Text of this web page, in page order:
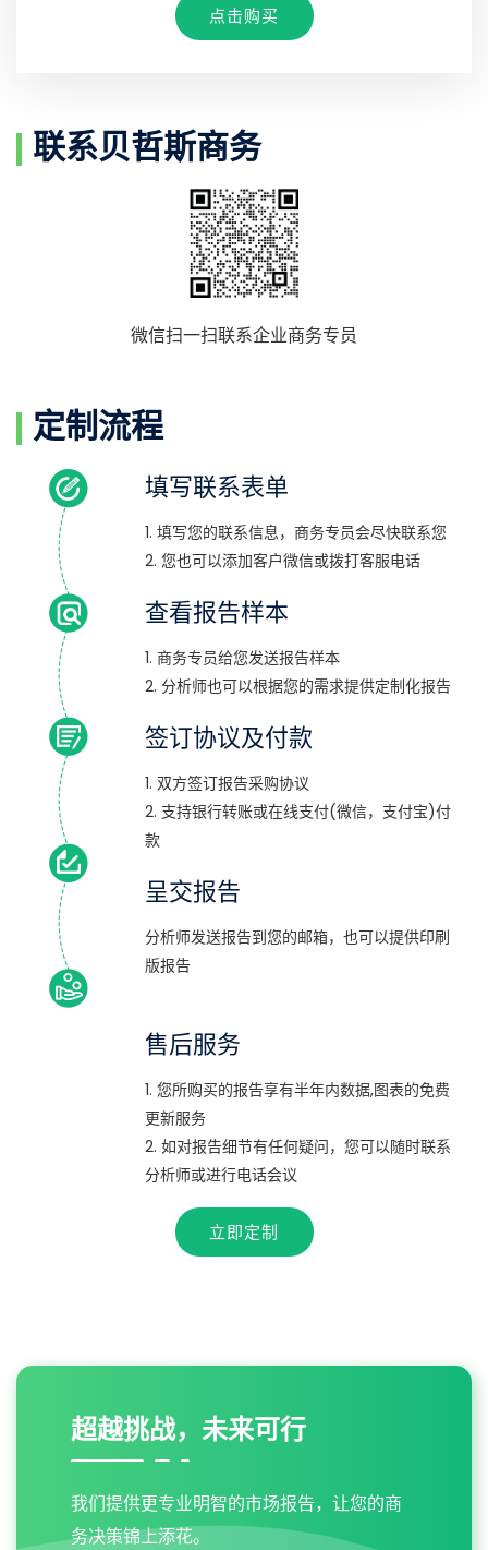
点击购买
联系贝哲斯商务
微信扫一扫联系企业商务专员
定制流程
填写联系表单
1. 填写您的联系信息，商务专员会尽快联系您
2. 您也可以添加客户微信或拨打客服电话
查看报告样本
1. 商务专员给您发送报告样本
2. 分析师也可以根据您的需求提供定制化报告
签订协议及付款
1. 双方签订报告采购协议
2. 支持银行转账或在线支付(微信，支付宝)付
款
呈交报告
分析师发送报告到您的邮箱，也可以提供印刷
版报告
售后服务
1. 您所购买的报告享有半年内数据,图表的免费
更新服务
2. 如对报告细节有任何疑问，您可以随时联系
分析师或进行电话会议
立即定制
超越挑战，未来可行
我们提供更专业明智的市场报告，让您的商
务决策锦上添花。